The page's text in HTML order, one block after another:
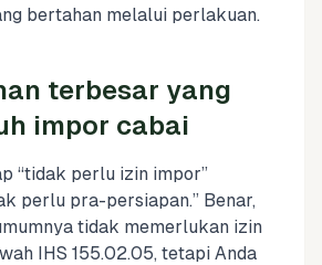
bertahan melalui perlakuan.
terbesar yang
impor cabai
“tidak perlu izin impor”
perlu pra-persiapan.” Benar,
tidak memerlukan izin
IHS 155.02.05, tetapi Anda